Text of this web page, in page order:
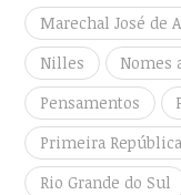
Marechal José de
Nilles
Nomes
Pensamentos
Primeira
Rio Grande do Sul